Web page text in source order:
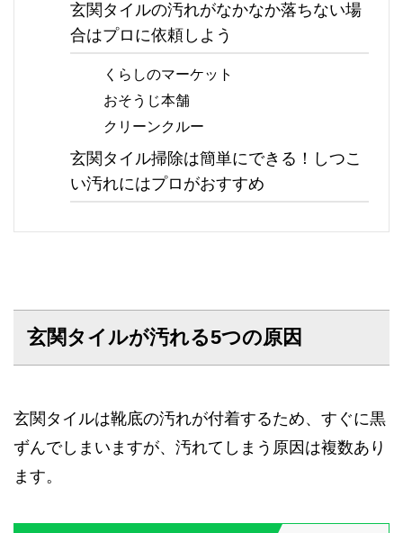
玄関タイルの汚れがなかなか落ちない場
合はプロに依頼しよう
くらしのマーケット
おそうじ本舗
クリーンクルー
玄関タイル掃除は簡単にできる！しつこ
い汚れにはプロがおすすめ
玄関タイルが汚れる5つの原因
玄関タイルは靴底の汚れが付着するため、すぐに黒
ずんでしまいますが、汚れてしまう原因は複数あり
ます。